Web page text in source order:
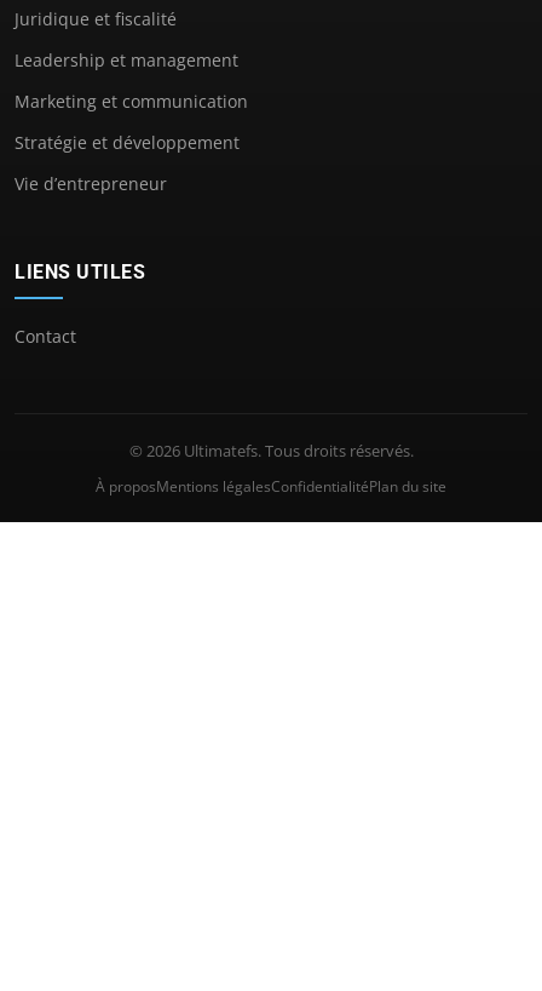
Juridique et fiscalité
Leadership et management
Marketing et communication
Stratégie et développement
Vie d’entrepreneur
LIENS UTILES
Contact
© 2026 Ultimatefs. Tous droits réservés.
À proposMentions légalesConfidentialitéPlan du site